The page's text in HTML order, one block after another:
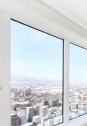
人気エリアから探す
アクセスランキング